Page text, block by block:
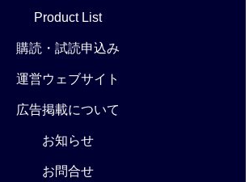
Product List
購読・試読申込み
運営ウェブサイト
広告掲載について
お知らせ
お問合せ